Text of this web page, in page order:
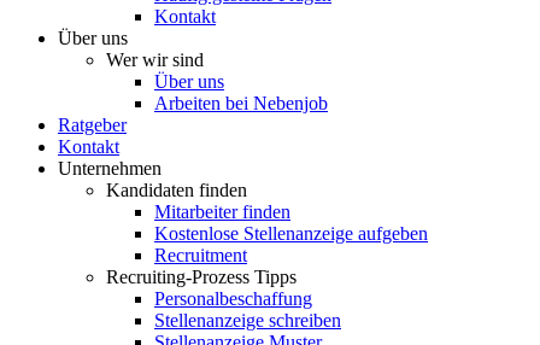
Kontakt
Über uns
Wer wir sind
Über uns
Arbeiten bei Nebenjob
Ratgeber
Kontakt
Unternehmen
Kandidaten finden
Mitarbeiter finden
Kostenlose Stellenanzeige aufgeben
Recruitment
Recruiting-Prozess Tipps
Personalbeschaffung
Stellenanzeige schreiben